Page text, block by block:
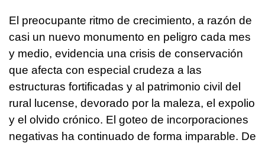
El preocupante ritmo de crecimiento, a razón de
casi un nuevo monumento en peligro cada mes
y medio, evidencia una crisis de conservación
que afecta con especial crudeza a las
estructuras fortificadas y al patrimonio civil del
rural lucense, devorado por la maleza, el expolio
y el olvido crónico. El goteo de incorporaciones
negativas ha continuado de forma imparable. De